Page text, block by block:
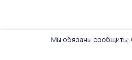
Мы обязаны сообщить,